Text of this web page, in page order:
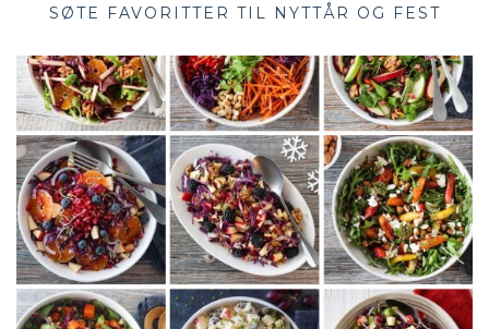
SØTE FAVORITTER TIL NYTTÅR OG FEST